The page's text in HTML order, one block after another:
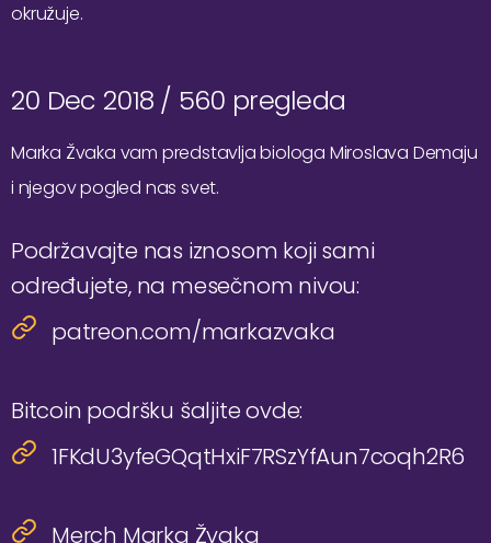
okružuje.
20 Dec 2018 / 560 pregleda
Marka Žvaka vam predstavlja biologa Miroslava Demaju
i njegov pogled nas svet.
Podržavajte nas iznosom koji sami
određujete, na mesečnom nivou:
patreon.com/markazvaka
Bitcoin podršku šaljite ovde:
1FKdU3yfeGQqtHxiF7RSzYfAun7coqh2R6
Merch Marka Žvaka